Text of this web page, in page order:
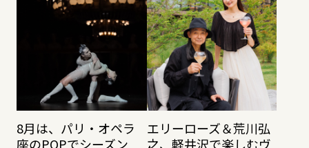
8月は、パリ・オペラ
座のPOPでシーズン
エリーローズ＆荒川弘
之、軽井沢で楽しむヴ